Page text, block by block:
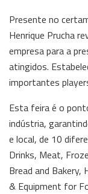
Presente no
Henrique Prucha
empresa para a
atingidos.
importantes
Esta feira é o
indústria,
e local, de 10
Drinks, Meat,
Bread and Bakery,
& Equipment for